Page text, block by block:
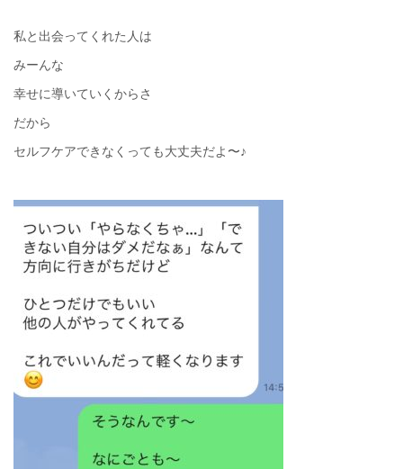
私と出会ってくれた人は
みーんな
幸せに導いていくからさ
だから
セルフケアできなくっても大丈夫だよ〜♪